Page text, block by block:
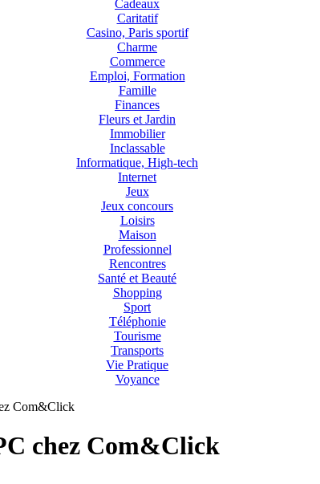
Cadeaux
Caritatif
Casino, Paris sportif
Charme
Commerce
Emploi, Formation
Famille
Finances
Fleurs et Jardin
Immobilier
Inclassable
Informatique, High-tech
Internet
Jeux
Jeux concours
Loisirs
Maison
Professionnel
Rencontres
Santé et Beauté
Shopping
Sport
Téléphonie
Tourisme
Transports
Vie Pratique
Voyance
Com&Click
chez Com&Click